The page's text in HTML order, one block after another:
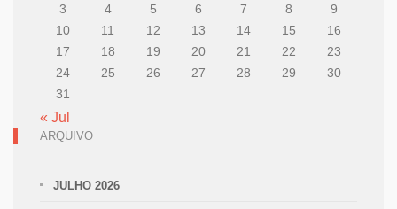
3
4 5 6 7 8
9
10
11 12 13 14 15
16
17
18 19 20 21 22
23
24
25 26 27 28 29
30
31
« Jul
ARQUIVO
JULHO 2026